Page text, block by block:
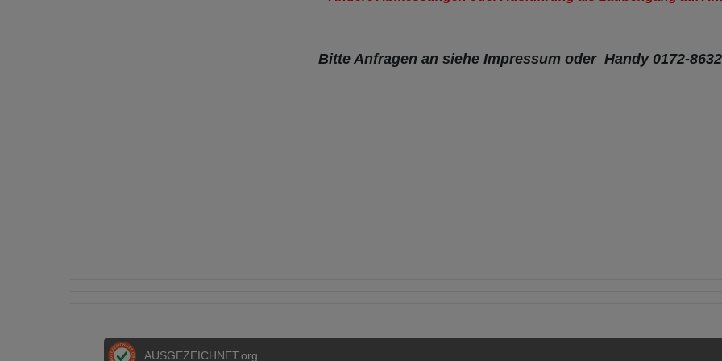
Bitte Anfragen an siehe Impressum oder Handy 0172-
AUSGEZEICHNET.org